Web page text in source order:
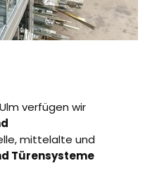
verfügen wir
mittelalte und
Türensysteme